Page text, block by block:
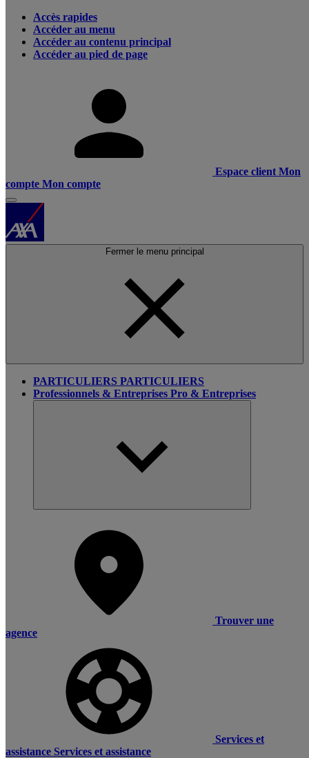
Accès rapides
Accéder au menu
Accéder au contenu principal
Accéder au pied de page
Espace client Mon
compte Mon compte
Fermer le menu principal
PARTICULIERS PARTICULIERS
Professionnels & Entreprises Pro & Entreprises
Trouver une
agence
Services et
assistance Services et assistance